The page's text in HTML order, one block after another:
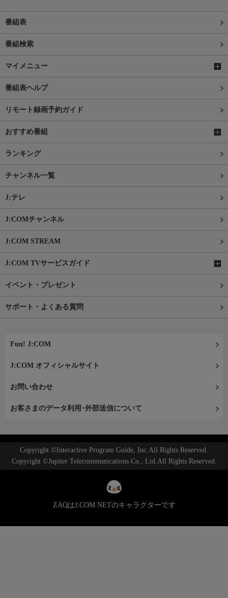
番組表
番組検索
マイメニュー
番組表ヘルプ
リモート録画予約ガイド
おすすめ番組
ランキング
チャンネル一覧
J:テレ
J:COMチャンネル
J:COM STREAM
J:COM TVサービスガイド
イベント・プレゼント
サポート・よくある質問
Fun! J:COM
J:COM オフィシャルサイト
お問い合わせ
お客さまのデータ利用･外部送信について
Copyright ©Interactive Program Guide, Inc.All Rights Reserved.
Copyright ©Jupiter Telecommunications Co., Ltd.All Rights Reserved.
ZAQはJ:COM NETのキャラクターです